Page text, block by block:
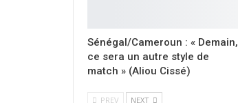
Sénégal/Cameroun : « Demain,
ce sera un autre style de
match » (Aliou Cissé)
PREV NEXT